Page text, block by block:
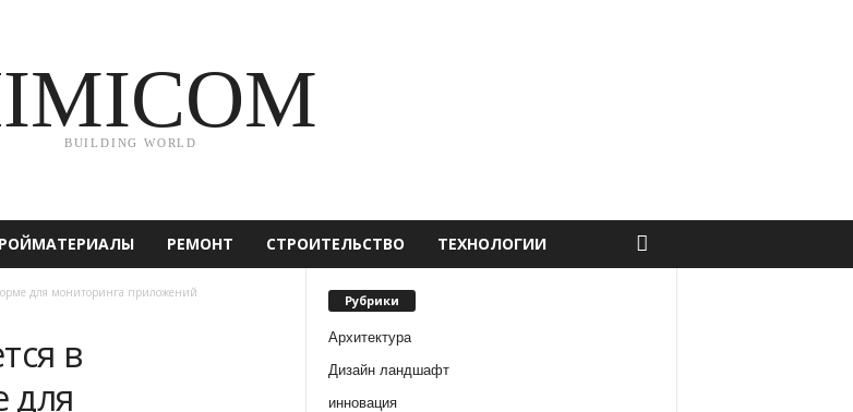
BUILDING WORLD
РЕМОНТ СТРОИТЕЛЬСТВО ТЕХНОЛОГИИ
для мониторинга приложений
в
для
Рубрики
Архитектура
Дизайн ландшафт
инновация